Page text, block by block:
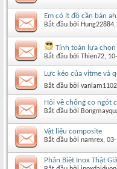
Em có ít đồ cần bán ah
Bắt đầu bởi Hung22884
Tính toán lựa
Bắt đầu bởi Thien72‎,
Lực kéo của vitme và
Bắt đầu bởi vanlam1102
Hỏi về chống co ngót
Bắt đầu bởi
Vật liệu composite
Bắt đầu bởi namrex‎,
Phân Biệt Inox Thật